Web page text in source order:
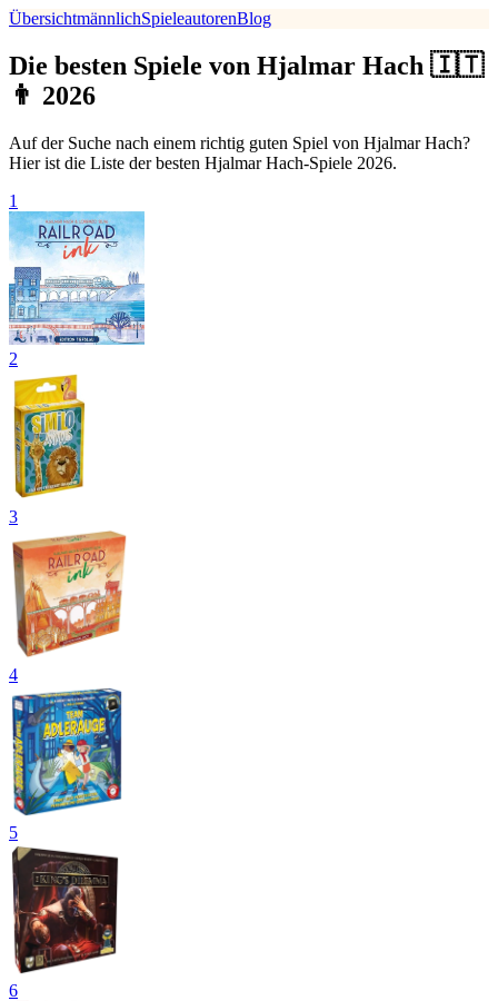
ÜbersichtmännlichSpieleautorenBlog
Die besten Spiele von Hjalmar Hach 🇮🇹
👨 2026
Auf der Suche nach einem richtig guten Spiel von Hjalmar Hach?
Hier ist die Liste der besten Hjalmar Hach-Spiele 2026.
1
2
3
4
5
6